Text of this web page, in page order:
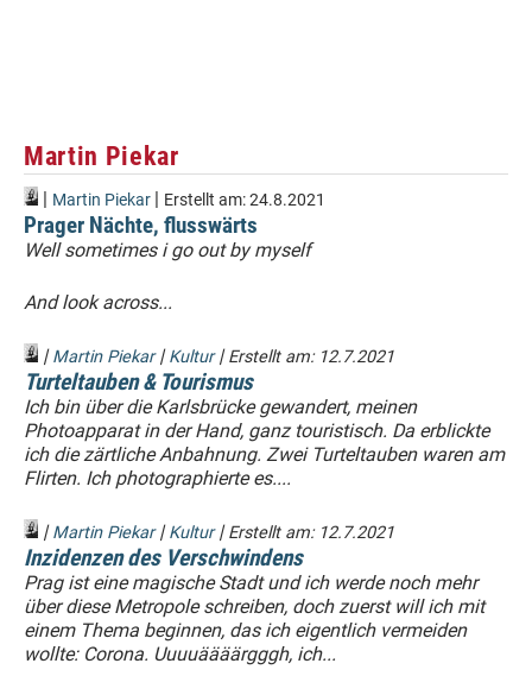
Martin Piekar
| Martin Piekar | Erstellt am:24.8.2021
Prager Nächte, flusswärts
Well sometimes i go out by myself
And look across...
|Martin Piekar |Kultur |Erstellt am: 12.7.2021
Turteltauben & Tourismus
Ich bin über die Karlsbrücke gewandert, meinen
Photoapparat in der Hand, ganz touristisch. Da erblickte
ich die zärtliche Anbahnung. Zwei Turteltauben waren am
Flirten. Ich photographierte es....
|Martin Piekar |Kultur |Erstellt am: 12.7.2021
Inzidenzen des Verschwindens
Prag ist eine magische Stadt und ich werde noch mehr
über diese Metropole schreiben, doch zuerst will ich mit
einem Thema beginnen, das ich eigentlich vermeiden
wollte: Corona. Uuuuäääärgggh, ich...